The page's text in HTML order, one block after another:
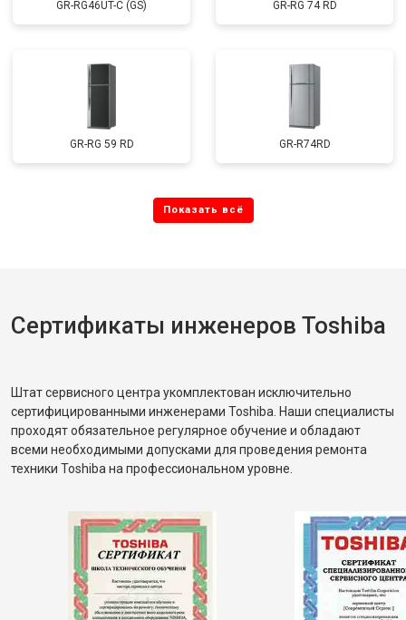
GR-RG46UT-C (GS) GR-RG 74 RD
GR-RG 59 RD GR-R74RD
Сертификаты инженеров Toshiba
Штат сервисного центра укомплектован исключительно
сертифицированными инженерами Toshiba. Наши специалисты
проходят обязательное регулярное обучение и обладают
всеми необходимыми допусками для проведения ремонта
техники Toshiba на профессиональном уровне.